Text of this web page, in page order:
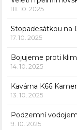
18. 10. 2025
Stopadesátkou na
17. 10. 2025
Bojujeme proti
14. 10. 2025
Kavárna K66
13. 10. 2025
Podzemní
9. 10. 2025